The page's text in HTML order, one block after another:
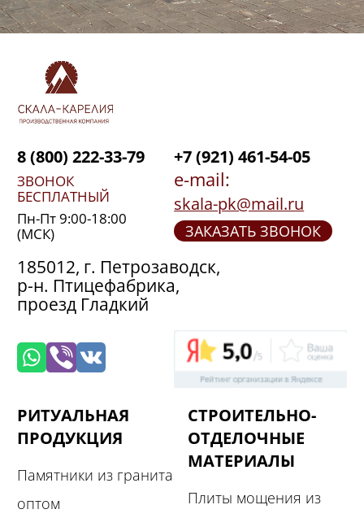
8 (800) 222-33-79
ЗВОНОК
БЕСПЛАТНЫЙ
Пн-Пт 9:00-18:00
(МСК)
+7 (921) 461-54-05
e-mail:
skala-pk@mail.ru
ЗАКАЗАТЬ ЗВОНОК
185012, г. Петрозаводск,
р-н. Птицефабрика,
проезд Гладкий
РИТУАЛЬНАЯ
ПРОДУКЦИЯ
Памятники из гранита
оптом
СТРОИТЕЛЬНО-
ОТДЕЛОЧНЫЕ
МАТЕРИАЛЫ
Плиты мощения из